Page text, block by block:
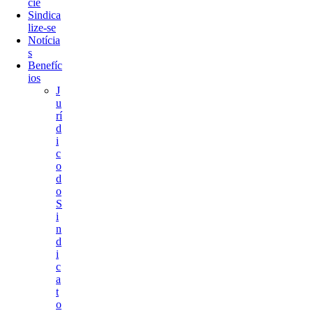
cie
Sindica
lize-se
Notícia
s
Benefíc
ios
J
u
rí
d
i
c
o
d
o
S
i
n
d
i
c
a
t
o